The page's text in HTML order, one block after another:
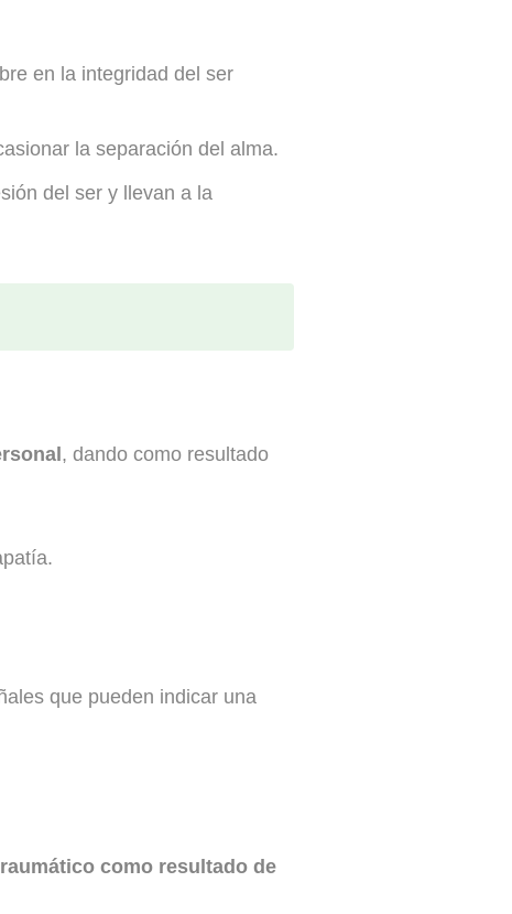
en la integridad del ser
la separación del alma.
del ser y llevan a la
, dando como resultado
que pueden indicar una
como resultado de